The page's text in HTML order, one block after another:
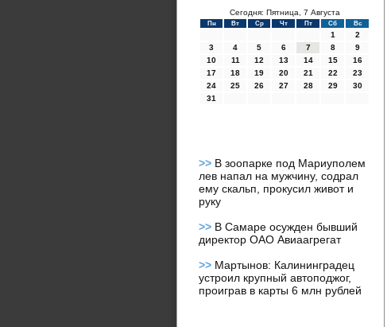
Сегодня: Пятница, 7 Августа
Пн Вт Ср Чт Пт Сб Вс
1
2
3
4 5 6 7 8
9
10
11 12 13 14 15
16
17
18 19 20 21 22
23
24
25 26 27 28 29
30
31
>> В зоопарке под Мариуполем
лев напал на мужчину, содрал
ему скальп, прокусил живот и
руку
>> В Самаре осужден бывший
директор ОАО Авиаагрегат
>> Мартынов: Калининградец
устроил крупный автоподжог,
проиграв в карты 6 млн рублей